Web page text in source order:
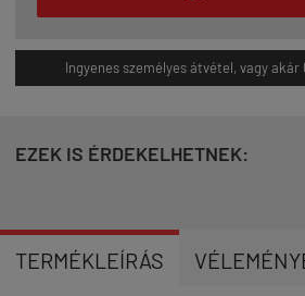
Ingyenes személyes átvétel, vagy
EZEK IS ÉRDEKELHETNEK:
TERMÉKLEÍRÁS